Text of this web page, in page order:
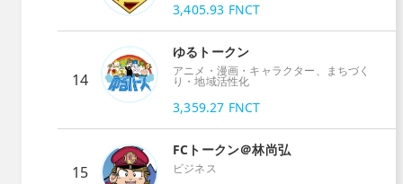
3,405.93 FNCT
14
ゆるトークン
アニメ・漫画・キャラクター、まちづく
り・地域活性化
3,359.27 FNCT
15
FCトークン＠林尚弘
ビジネス